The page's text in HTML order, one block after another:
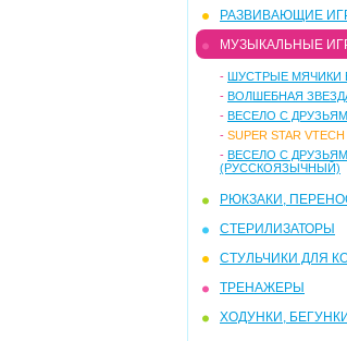
РАЗВИВАЮЩИЕ
МУЗЫКАЛЬНЫЕ
- ШУСТРЫЕ МЯЧИКИ
- ВОЛШЕБНАЯ
- ВЕСЕЛО С
- SUPER STAR VTECH
- ВЕСЕЛО С
(РУССКОЯЗЫЧНЫЙ)
РЮКЗАКИ,
СТЕРИЛИЗАТОРЫ
СТУЛЬЧИКИ ДЛЯ
ТРЕНАЖЕРЫ
ХОДУНКИ,